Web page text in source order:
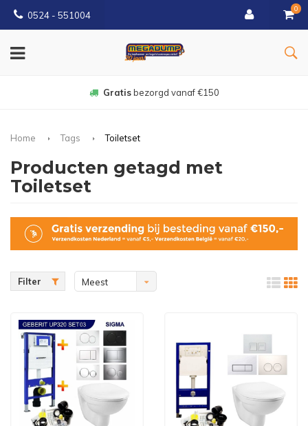
0524 - 551004
0
Gratisbezorgd vanaf €150
Home Tags Toiletset
Producten getagd met
Toiletset
Filter
Meest